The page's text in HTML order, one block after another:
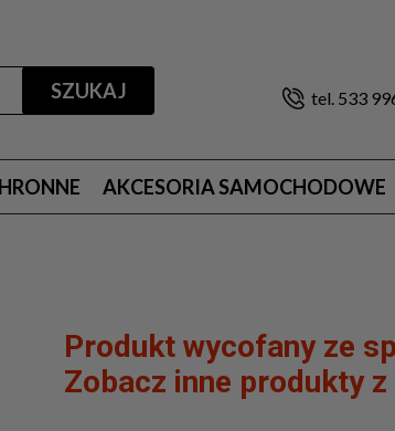
SZUKAJ tel. 533
AKCESORIA SAMOCHODOWE
Produkt wycofany ze
Zobacz inne produkty